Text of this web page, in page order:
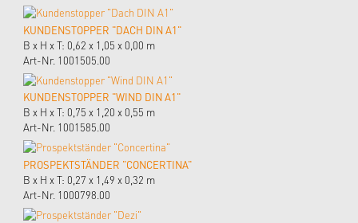
KUNDENSTOPPER "DACH DIN A1"
B x H x T: 0,62 x 1,05 x 0,00 m
Art-Nr. 1001505.00
KUNDENSTOPPER "WIND DIN A1"
B x H x T: 0,75 x 1,20 x 0,55 m
Art-Nr. 1001585.00
PROSPEKTSTÄNDER "CONCERTINA"
B x H x T: 0,27 x 1,49 x 0,32 m
Art-Nr. 1000798.00